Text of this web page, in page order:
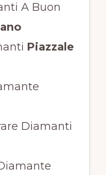
A Buon
Piazzale
Diamanti